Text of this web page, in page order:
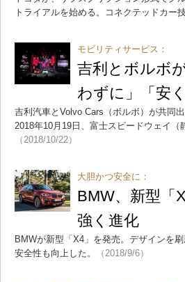
トライアルを始める。コネクテッドカー
モビリティサービス：
吉利とボルボ
わずに」「安
吉利汽車とVolvo Cars（ボルボ）が共同
2018年10月19日、富士スピードウェイ
（2018/10/22）
大胆かつ安全に：
BMW、新型
強く進化
BMWが新型「X4」を発売。デザインを
安全性も向上した。
（2018/9/6）